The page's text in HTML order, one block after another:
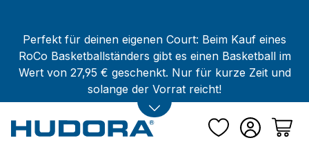
Perfekt für deinen eigenen Court: Beim Kauf eines
RoCo Basketballständers gibt es einen Basketball im
Wert von 27,95 € geschenkt. Nur für kurze Zeit und
solange der Vorrat reicht!